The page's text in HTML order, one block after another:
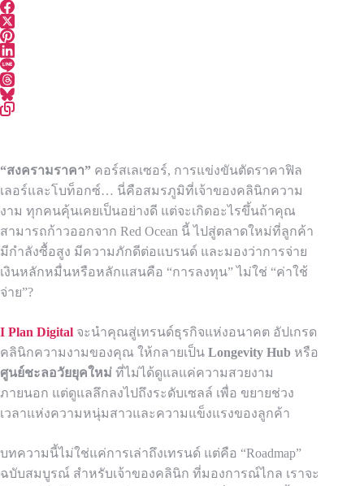
“สงครามราคา” คอร์สเลเซอร์, การแข่งขันตัดราคาฟิล
เลอร์และโบท็อกซ์… นี่คือสมรภูมิที่เจ้าของคลินิกความ
งาม ทุกคนคุ้นเคยเป็นอย่างดี แต่จะเกิดอะไรขึ้นถ้าคุณ
สามารถก้าวออกจาก Red Ocean นี้ ไปสู่ตลาดใหม่ที่ลูกค้า
มีกำลังซื้อสูง มีความภักดีต่อแบรนด์ และมองว่าการจ่าย
เงินหลักหมื่นหรือหลักแสนคือ “การลงทุน” ไม่ใช่ “ค่าใช้
จ่าย”?
I Plan Digital จะนำคุณสู่เทรนด์ธุรกิจแห่งอนาคต อัปเกรด
คลินิกความงามของคุณ ให้กลายเป็น Longevity Hub หรือ
ศูนย์ชะลอวัยยุคใหม่ ที่ไม่ได้ดูแลแค่ความสวยงาม
ภายนอก แต่ดูแลลึกลงไปถึงระดับเซลล์ เพื่อ ขยายช่วง
เวลาแห่งความหนุ่มสาวและความแข็งแรงของลูกค้า
บทความนี้ไม่ใช่แค่การเล่าถึงเทรนด์ แต่คือ “Roadmap”
ฉบับสมบูรณ์ สำหรับเจ้าของคลินิก ที่มองการณ์ไกล เราจะ